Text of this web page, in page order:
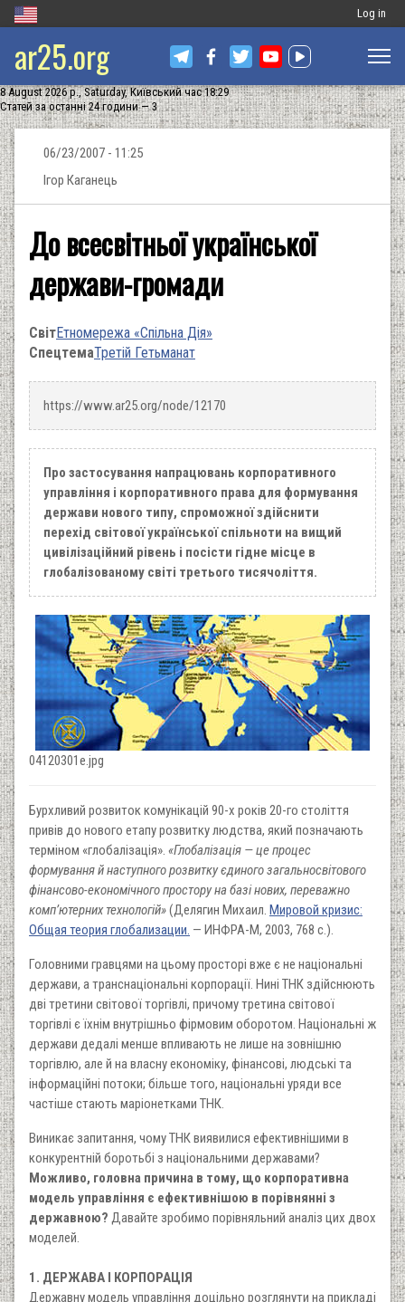
Меню
запису
Log in
ar25.org
8 August 2026 р., Saturday, Київський час 18:29
Статей за останні 24 години — 3
06/23/2007 - 11:25
Ігор Каганець
До всесвітньої української
держави-громади
СвітЕтномережа «Спільна Дія»
СпецтемаТретій Гетьманат
https://www.ar25.org/node/12170
Про застосування напрацювань корпоративного
управління і корпоративного права для формування
держави нового типу, спроможної здійснити
перехід світової української спільноти на вищий
цивілізаційний рівень і посісти гідне місце в
глобалізованому світі третього тисячоліття.
04120301e.jpg
Бурхливий розвиток комунікацій 90-х років 20-го століття
привів до нового етапу розвитку людства, який позначають
терміном «глобалізація». «Глобалізація — це процес
формування й наступного розвитку єдиного загальносвітового
фінансово-економічного простору на базі нових, переважно
комп’ютерних технологій»(Делягин Михаил. Мировой кризис:
Общая теория глобализации. — ИНФРА-М, 2003, 768 с.).
Головними гравцями на цьому просторі вже є не національні
держави, а транснаціональні корпорації. Нині ТНК здійснюють
дві третини світової торгівлі, причому третина світової
торгівлі є їхнім внутрішньо фірмовим оборотом. Національні ж
держави дедалі менше впливають не лише на зовнішню
торгівлю, але й на власну економіку, фінансові, людські та
інформаційні потоки; більше того, національні уряди все
частіше стають маріонетками ТНК.
Виникає запитання, чому ТНК виявилися ефективнішими в
конкурентній боротьбі з національними державами?
Можливо, головна причина в тому, що корпоративна
модель управління є ефективнішою в порівнянні з
державною? Давайте зробимо порівняльний аналіз цих двох
моделей.
1. ДЕРЖАВА І КОРПОРАЦІЯ
Державну модель управління доцільно розглянути на прикладі